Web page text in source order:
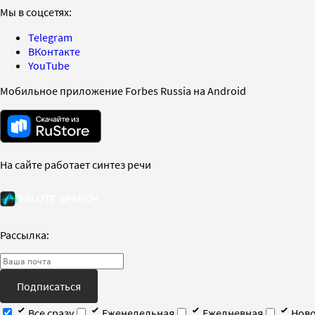
Мы в соцсетях:
Telegram
ВКонтакте
YouTube
Мобильное приложение Forbes Russia на Android
На сайте работает синтез речи
Рассылка:
Подписаться